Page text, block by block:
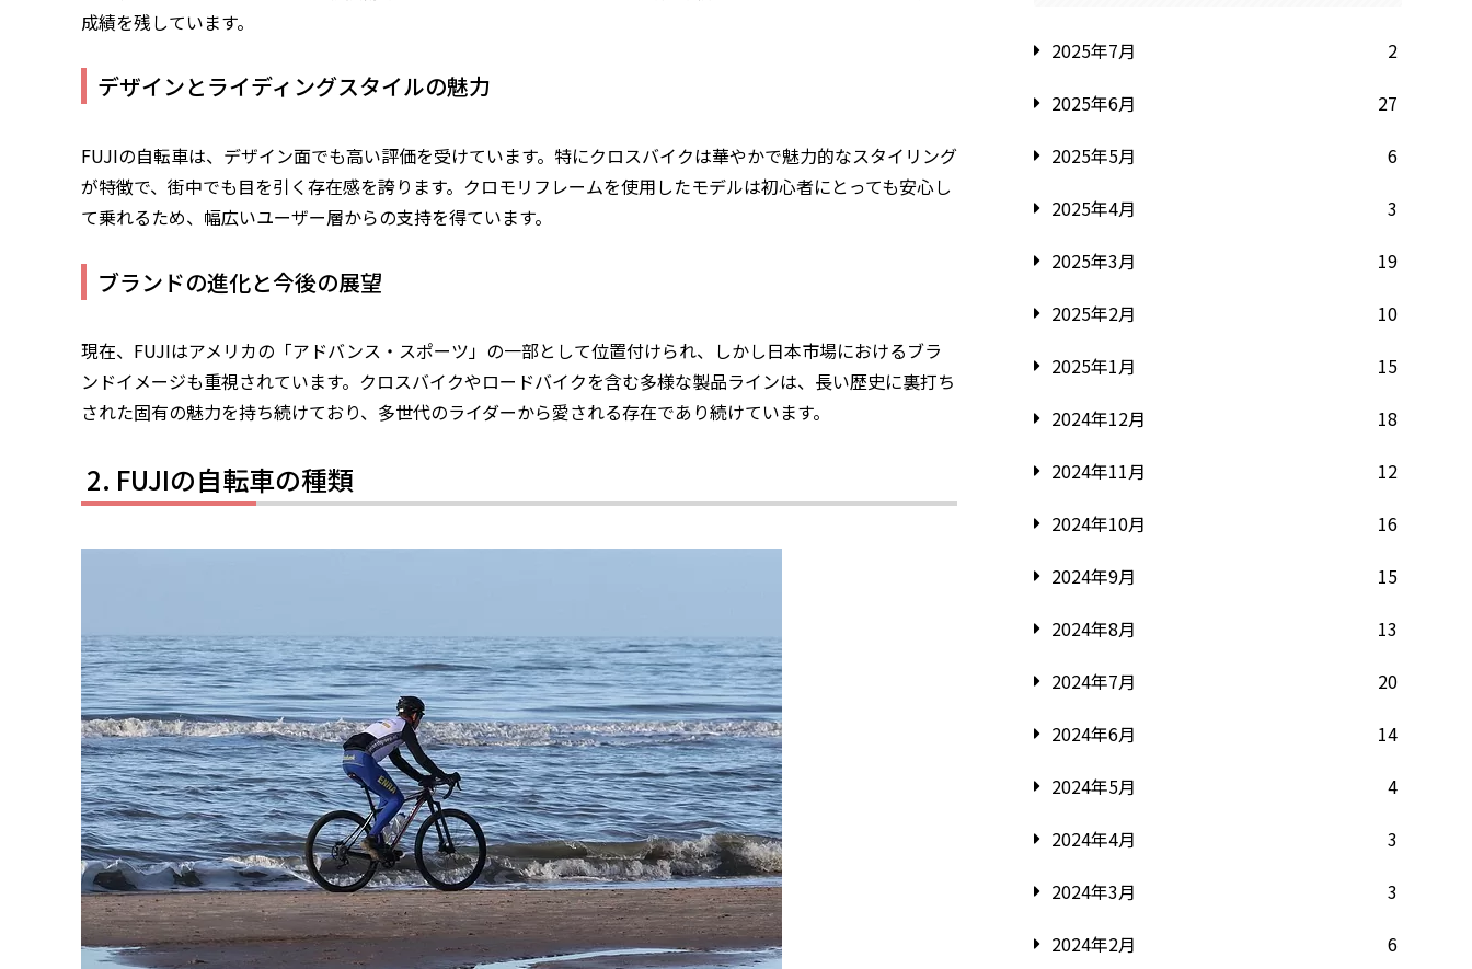
成績を残しています。
デザインとライディングスタイルの魅力
FUJIの自転車は、デザイン面でも高い評価を受けています。特にクロスバイクは華やかで魅力的なスタイリング
が特徴で、街中でも目を引く存在感を誇ります。クロモリフレームを使用したモデルは初心者にとっても安心し
て乗れるため、幅広いユーザー層からの支持を得ています。
ブランドの進化と今後の展望
現在、FUJIはアメリカの「アドバンス・スポーツ」の一部として位置付けられ、しかし日本市場におけるブラ
ンドイメージも重視されています。クロスバイクやロードバイクを含む多様な製品ラインは、長い歴史に裏打ち
された固有の魅力を持ち続けており、多世代のライダーから愛される存在であり続けています。
FUJIの自転車の種類
2025年7月
2
2025年6月
27
2025年5月
6
2025年4月
3
2025年3月
19
2025年2月
10
2025年1月
15
2024年12月
18
2024年11月
12
2024年10月
16
2024年9月
15
2024年8月
13
2024年7月
20
2024年6月
14
2024年5月
4
2024年4月
3
2024年3月
3
2024年2月
6